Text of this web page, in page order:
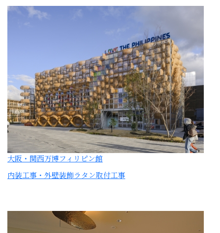
大阪・関西万博フィリピン館
内装工事・外壁装飾ラタン取付工事